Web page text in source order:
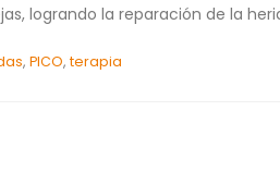
logrando la reparación de la
,PICO,terapia